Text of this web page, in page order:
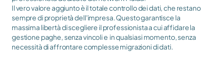
Il vero valore aggiunto è il totale controllo dei dati, che restano
sempre di proprietà dell'impresa. Questo garantisce la
massima libertà di scegliere il professionista a cui affidare la
gestione paghe, senza vincoli e  in qualsiasi momento, senza
necessità di affrontare complesse migrazioni di dati.